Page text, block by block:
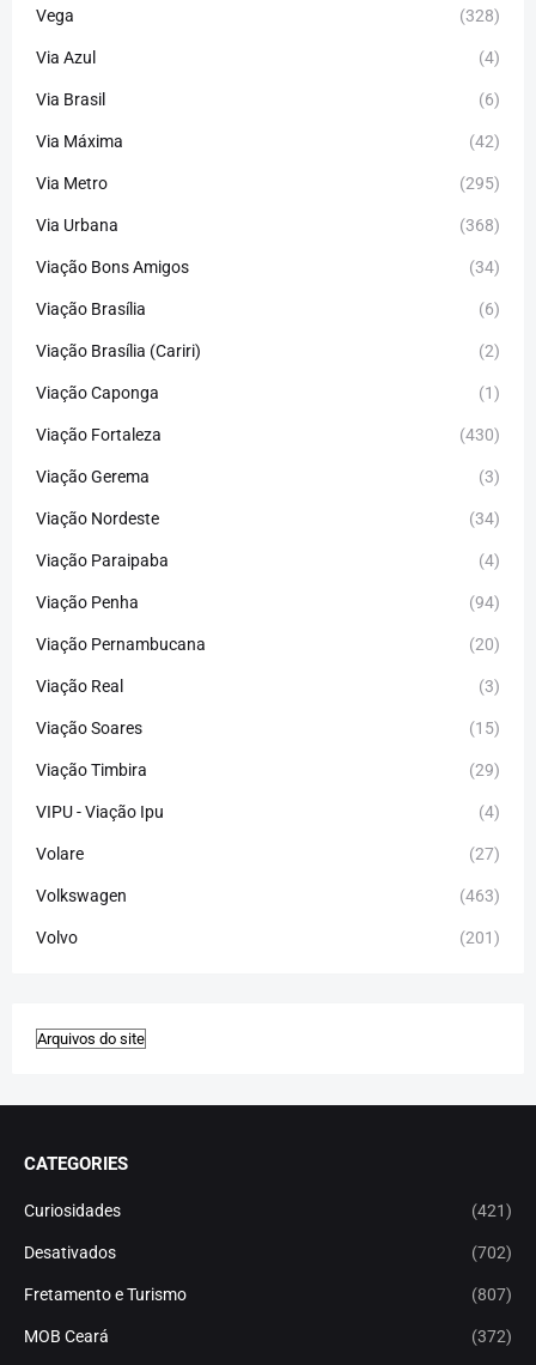
Vega (328)
Via Azul (4)
Via Brasil (6)
Via Máxima (42)
Via Metro (295)
Via Urbana (368)
Viação Bons Amigos (34)
Viação Brasília (6)
Viação Brasília (Cariri) (2)
Viação Caponga (1)
Viação Fortaleza (430)
Viação Gerema (3)
Viação Nordeste (34)
Viação Paraipaba (4)
Viação Penha (94)
Viação Pernambucana (20)
Viação Real (3)
Viação Soares (15)
Viação Timbira (29)
VIPU - Viação Ipu (4)
Volare (27)
Volkswagen (463)
Volvo (201)
CATEGORIES
Curiosidades (421)
Desativados (702)
Fretamento e Turismo (807)
MOB Ceará (372)